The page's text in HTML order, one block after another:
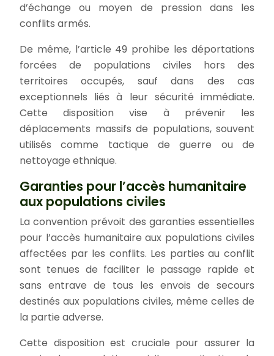
d’échange ou moyen de pression dans les
conflits armés.
De même, l’article 49 prohibe les déportations
forcées de populations civiles hors des
territoires occupés, sauf dans des cas
exceptionnels liés à leur sécurité immédiate.
Cette disposition vise à prévenir les
déplacements massifs de populations, souvent
utilisés comme tactique de guerre ou de
nettoyage ethnique.
Garanties pour l’accès humanitaire
aux populations civiles
La convention prévoit des garanties essentielles
pour l’accès humanitaire aux populations civiles
affectées par les conflits. Les parties au conflit
sont tenues de faciliter le passage rapide et
sans entrave de tous les envois de secours
destinés aux populations civiles, même celles de
la partie adverse.
Cette disposition est cruciale pour assurer la